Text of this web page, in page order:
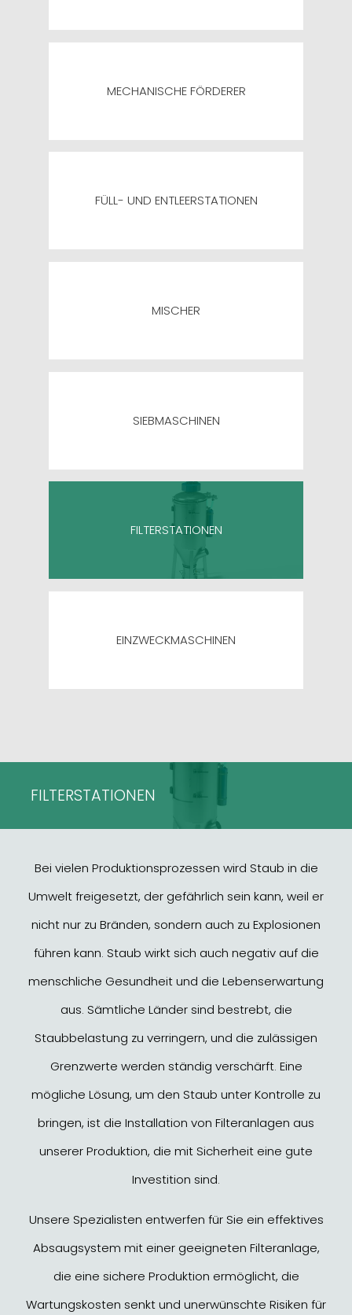
MECHANISCHE FÖRDERER
FÜLL- UND ENTLEERSTATIONEN
MISCHER
SIEBMASCHINEN
FILTERSTATIONEN
EINZWECKMASCHINEN
FILTERSTATIONEN
Bei vielen Produktionsprozessen wird Staub in die
Umwelt freigesetzt, der gefährlich sein kann, weil er
nicht nur zu Bränden, sondern auch zu Explosionen
führen kann. Staub wirkt sich auch negativ auf die
menschliche Gesundheit und die Lebenserwartung
aus. Sämtliche Länder sind bestrebt, die
Staubbelastung zu verringern, und die zulässigen
Grenzwerte werden ständig verschärft. Eine
mögliche Lösung, um den Staub unter Kontrolle zu
bringen, ist die Installation von Filteranlagen aus
unserer Produktion, die mit Sicherheit eine gute
Investition sind.
Unsere Spezialisten entwerfen für Sie ein effektives
Absaugsystem mit einer geeigneten Filteranlage,
die eine sichere Produktion ermöglicht, die
Wartungskosten senkt und unerwünschte Risiken für